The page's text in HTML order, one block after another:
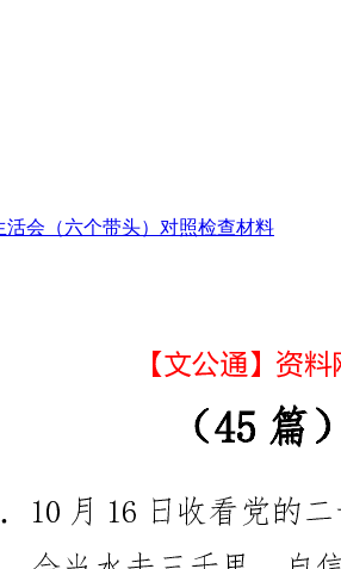
活会（六个带头）对照检查材料